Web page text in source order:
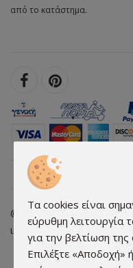
από το κατάστημα.
© 2026 dealsshop.gr All
ιστοσελίδων - qualityweb.gr
Τα cookies είναι
εύρυθμη λειτουργία
για την βελτίωση της
Επιλέξτε «Αποδοχή»